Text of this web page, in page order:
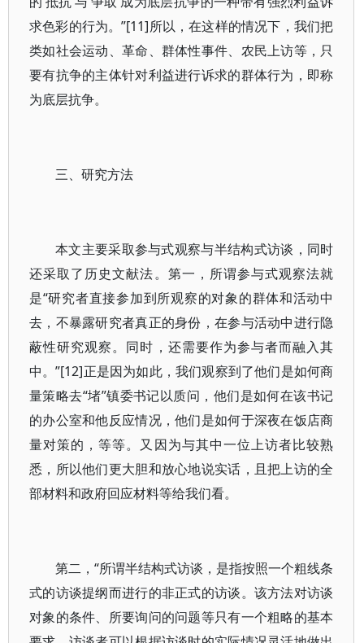
求色彩的行为。”[11]所以，在这样的情况下，我们把
类如社会运动、革命、群体性事件、农民上访等，只
要有抗争的主体针对利益进行诉求的群体行为，即称
为底层抗争。
三、研究方法
本文主要采取参与式观察与半结构式访谈，同时
还采取了历史文献法。第一，所谓参与式观察法就
是“研究者直接参加到所观察的对象的群体和活动中
去，不暴露研究者真正的身份，在参与活动中进行隐
蔽性研究观察。同时，还需要作为参与者而融入其
中。”[12]正是因为如此，我们观察到了他们是如何商
量策略去“堵”镇委书记以质问，他们是如何在该书记
的办公室和他反应情况，他们是如何于深夜在饭店商
量对策的，等等。又因为与其中一位上访者比较熟
悉，所以他们更大胆和放心地说实话，且把上访的全
部材料和政府回应材料等给我们看。
第二，“所谓半结构式访谈，是指按照一个粗线条
式的访谈提纲而进行的非正式的访谈。该方法对访谈
对象的条件、所要询问的问题等只有一个粗略的基本